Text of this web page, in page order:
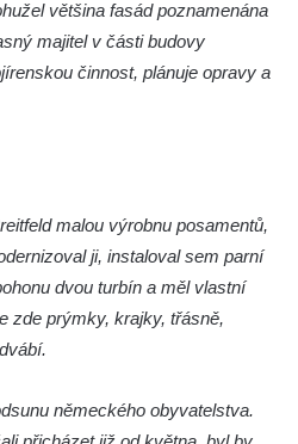
Hory
nad Teplou
Labem
v Ústí nad
měšťanská škola)
řece Jizeře
většina fasád poznamenána
majitel v části budovy
činnost, plánuje opravy a
malou výrobnu posamentů,
ji, instaloval sem parní
dvou turbín a měl vlastní
zde prýmky, krajky, třásně,
německého obyvatelstva.